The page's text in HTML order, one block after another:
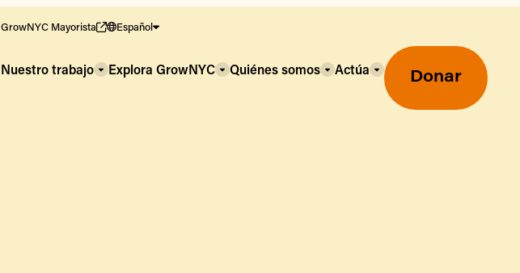
GrowNYC Mayorista Español
Nuestro trabajo Explora GrowNYC Quiénes somos Actúa Donar